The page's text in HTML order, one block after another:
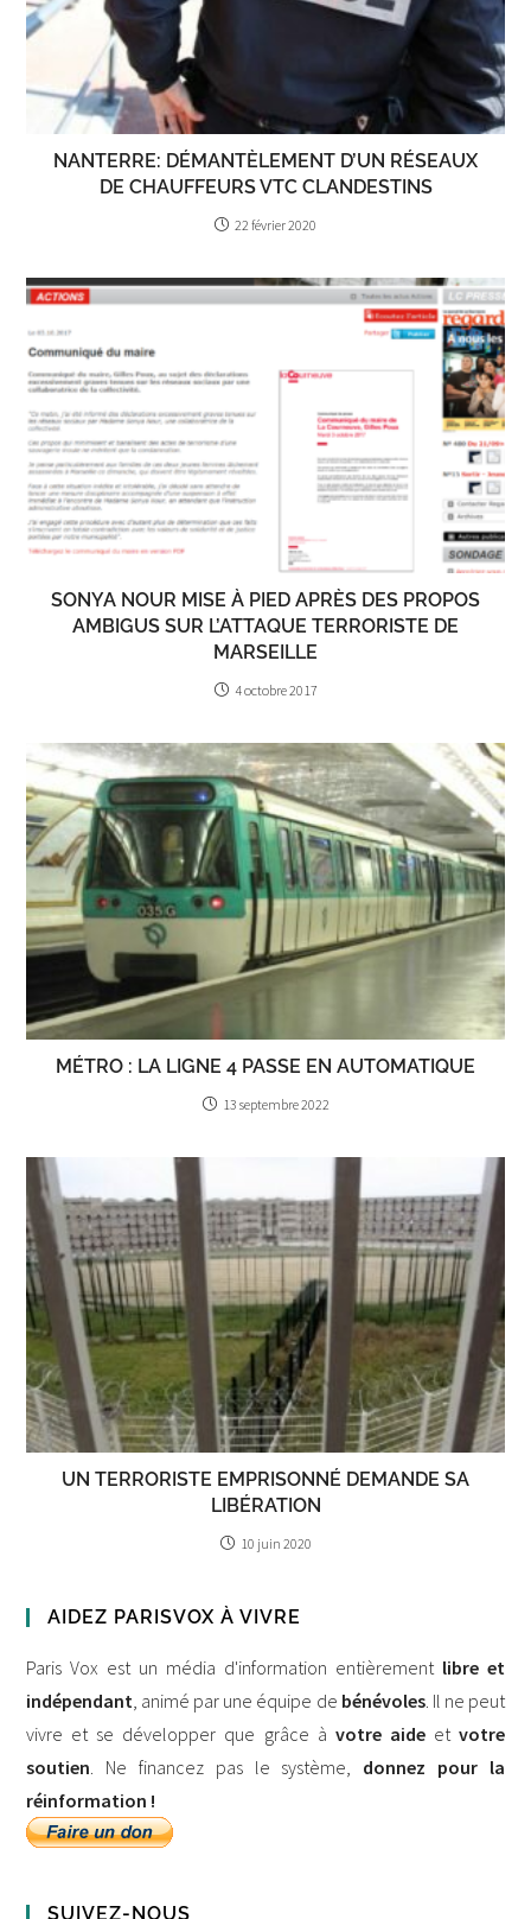
NANTERRE: DÉMANTÈLEMENT D’UN RÉSEAUX
DE CHAUFFEURS VTC CLANDESTINS
22 février 2020
SONYA NOUR MISE À PIED APRÈS DES PROPOS
AMBIGUS SUR L’ATTAQUE TERRORISTE DE
MARSEILLE
4 octobre 2017
MÉTRO : LA LIGNE 4 PASSE EN AUTOMATIQUE
13 septembre 2022
UN TERRORISTE EMPRISONNÉ DEMANDE SA
LIBÉRATION
10 juin 2020
AIDEZ PARISVOX À VIVRE
Paris Vox est un média d'information entièrement libre et
indépendant, animé par une équipe de bénévoles. Il ne peut
vivre et se développer que grâce à votre aideet votre
soutien. Ne financez pas le système, donnez pour la
réinformation !
SUIVEZ-NOUS